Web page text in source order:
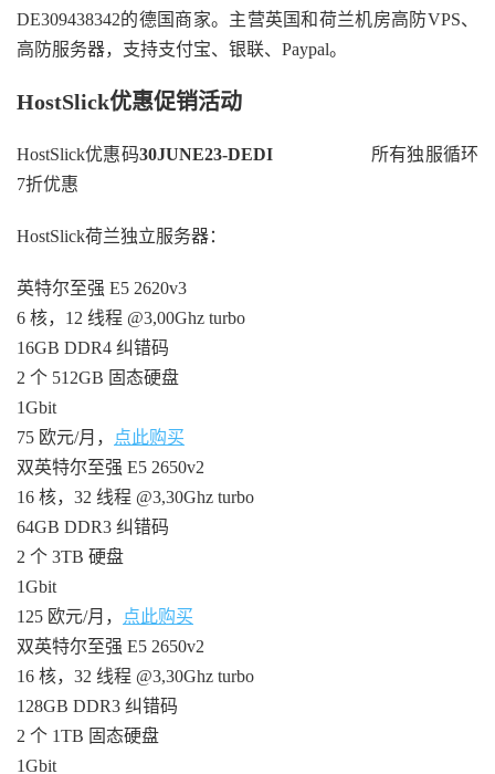
DE309438342的德国商家。主营英国和荷兰机房高防VPS、
高防服务器，支持支付宝、银联、Paypal。
HostSlick优惠促销活动
HostSlick优惠码30JUNE23-DEDI 所有独服循环
7折优惠
HostSlick荷兰独立服务器：
英特尔至强 E5 2620v3
6 核，12 线程 @3,00Ghz turbo
16GB DDR4 纠错码
2 个 512GB 固态硬盘
1Gbit
75 欧元/月，
点此购买
双英特尔至强 E5 2650v2
16 核，32 线程 @3,30Ghz turbo
64GB DDR3 纠错码
2 个 3TB 硬盘
1Gbit
125 欧元/月，
点此购买
双英特尔至强 E5 2650v2
16 核，32 线程 @3,30Ghz turbo
128GB DDR3 纠错码
2 个 1TB 固态硬盘
1Gbit